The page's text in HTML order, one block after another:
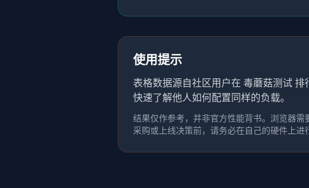
使用提示
表格数据源自社区用户在 毒蘑菇测试
快速了解他人如何配置同样的负载。
结果仅作参考，并非官方性能背书。浏览器
采购或上线决策前，请务必在自己的硬件上进